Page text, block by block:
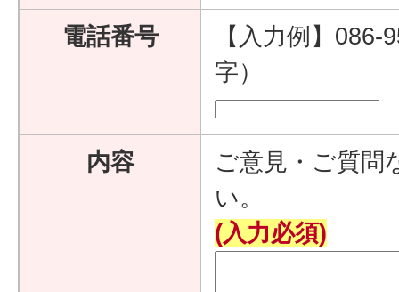
電話番号
【入力例】
字）
内容
ご意見・ご質問
い。
(入力必須)